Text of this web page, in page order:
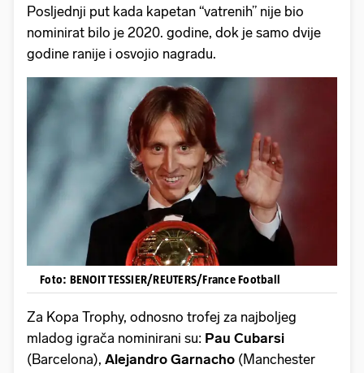
Posljednji put kada kapetan “vatrenih” nije bio
nominirat bilo je 2020. godine, dok je samo dvije
godine ranije i osvojio nagradu.
Foto: BENOIT TESSIER/REUTERS/France Football
Za Kopa Trophy, odnosno trofej za najboljeg
mladog igrača nominirani su: Pau Cubarsi
(Barcelona), Alejandro Garnacho (Manchester